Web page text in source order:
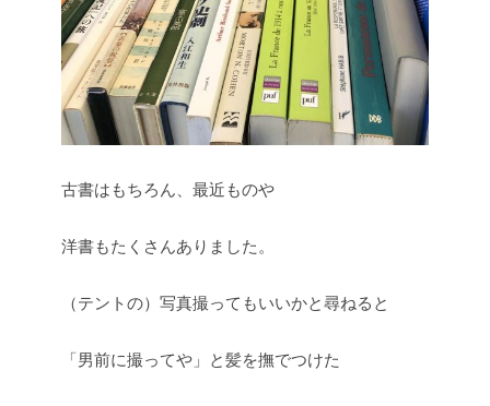
古書はもちろん、最近ものや
洋書もたくさんありました。
（テントの）写真撮ってもいいかと尋ねると
「男前に撮ってや」と髪を撫でつけた